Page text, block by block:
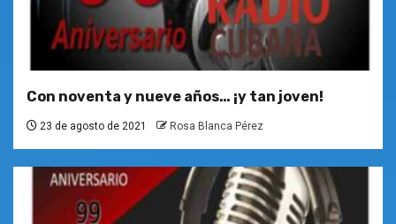
Con noventa y nueve años… ¡y tan joven!
23 de agosto de 2021 Rosa Blanca Pérez